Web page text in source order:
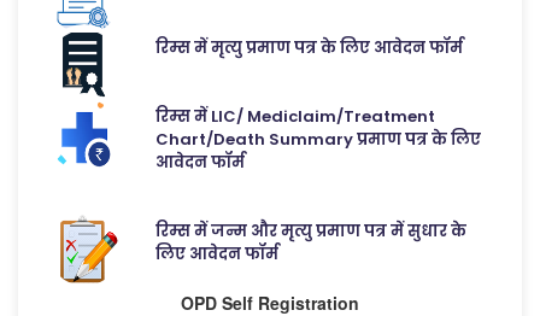
रिम्स में मृत्यु प्रमाण पत्र के लिए आवेदन फॉर्म
रिम्स में LIC/ Mediclaim/Treatment
Chart/Death Summary प्रमाण पत्र के लिए
आवेदन फॉर्म
रिम्स में जन्म और मृत्यु प्रमाण पत्र में सुधार के
लिए आवेदन फॉर्म
OPD Self Registration